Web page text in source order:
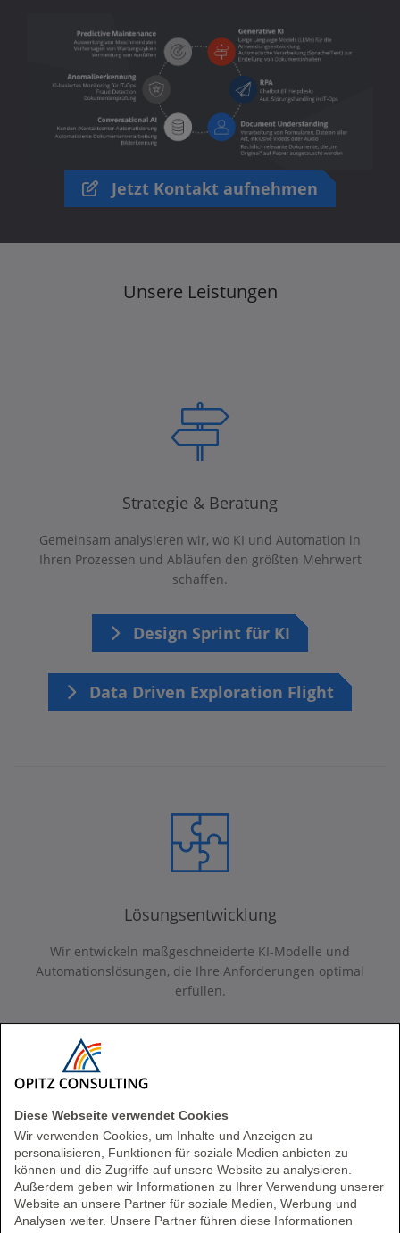
Diese Webseite verwendet Cookies
Wir verwenden Cookies, um Inhalte und Anzeigen zu
personalisieren, Funktionen für soziale Medien anbieten zu
können und die Zugriffe auf unsere Website zu analysieren.
Außerdem geben wir Informationen zu Ihrer Verwendung unserer
Website an unsere Partner für soziale Medien, Werbung und
Analysen weiter. Unsere Partner führen diese Informationen
Jetzt Kontakt aufnehmen
Unsere Leistungen
Strategie & Beratung
Gemeinsam analysieren wir, wo KI und Automation in
Ihren Prozessen und Abläufen den größten Mehrwert
schaffen.
Design Sprint für KI
Data Driven Exploration Flight
Lösungsentwicklung
Wir entwickeln maßgeschneiderte KI-Modelle und
Automationslösungen, die Ihre Anforderungen optimal
erfüllen.
Chatbots für Spezialwissen